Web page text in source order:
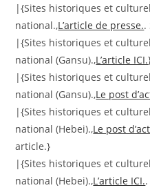
|{Sites historiques et
national.,L’article de presse..
|{Sites historiques et
national (Gansu).,L’article ICI.
|{Sites historiques et
national (Gansu).,Le post
|{Sites historiques et
national (Hebei).,Le post
article.}
|{Sites historiques et
national (Hebei).,L’article ICI.